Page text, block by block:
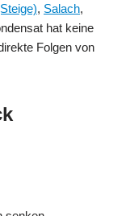
, Salach,
hat keine
Folgen von